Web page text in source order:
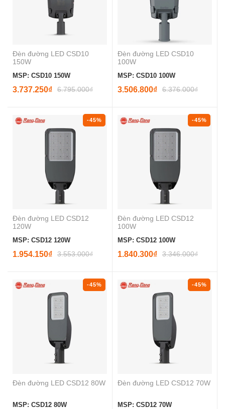
Đèn đường LED CSD10
150W
MSP: CSD10 150W
3.737.250₫ 6.795.000₫
Đèn đường LED CSD10
100W
MSP: CSD10 100W
3.506.800₫ 6.376.000₫
-45%
Đèn đường LED CSD12
120W
MSP: CSD12 120W
1.954.150₫ 3.553.000₫
-45%
Đèn đường LED CSD12
100W
MSP: CSD12 100W
1.840.300₫ 3.346.000₫
-45%
Đèn đường LED CSD12 80W
MSP: CSD12 80W
-45%
Đèn đường LED CSD12 70W
MSP: CSD12 70W